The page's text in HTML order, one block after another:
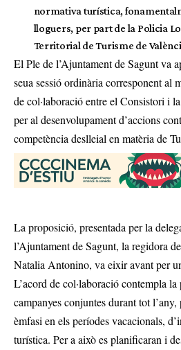
normativa turística,
lloguers, per part de la Policia
Territorial de Turisme de
El Ple de l’Ajuntament de Sagunt va
seua sessió ordinària corresponent al
de col·laboració entre el Consistori i
per al desenvolupament d’accions
competència deslleial en matèria de
La proposició, presentada per la
l’Ajuntament de Sagunt, la regidora
Natalia Antonino, va eixir avant per
L’acord de col·laboració contempla
campanyes conjuntes durant tot
èmfasi en els períodes vacacionals,
turística. Per a això es planificaran i